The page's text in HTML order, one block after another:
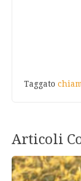
Taggato
Articoli